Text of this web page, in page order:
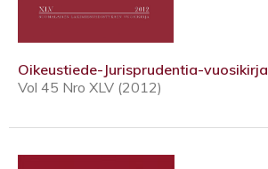
Oikeustiede-Jurisprudentia-vuosikirja
Vol 45 Nro XLV (2012)